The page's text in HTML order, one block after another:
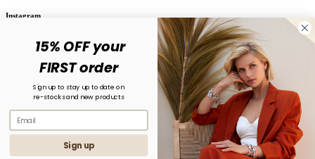
Instagram
Volg ons op social media! @karma.jewelry
15% OFF your
FIRST order
Sign up to stay up to date on
re-stocks and new products
Sign up